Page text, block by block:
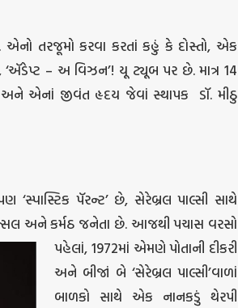
તરજૂમો કરવા કરતાં કહું કે દોસ્તો, એક
‘ઍડેપ્ટ – અ વિઝન’! યૂ ટ્યૂબ પર છે. માત્ર 14
અને એનાં જીવંત હૃદય જેવાં સ્થાપક ડૉ. મીઠુ
પૅરન્ટ’ છે, સેરેબ્રલ પાલ્સી સાથે
અને કર્મઠ જનેતા છે. આજથી પચાસ વરસો
પહેલાં, 1972માં એમણે પોતાની દીકરી
અને બીજાં બે ‘સેરેબ્રલ પાલ્સી’વાળાં
બાળકો સાથે એક નાનકડું થેરપી